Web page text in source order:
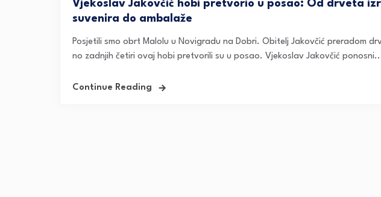
Vjekoslav Jakovčić hobi pretvorio u posao: Od drveta
suvenira do ambalaže
Posjetili smo obrt Malolu u Novigradu na Dobri. Obitelj Jakovčić preradom
no zadnjih četiri ovaj hobi pretvorili su u posao. Vjekoslav Jakovčić
Continue Reading